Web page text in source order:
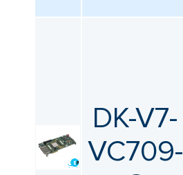
DK-V7-
VC709-